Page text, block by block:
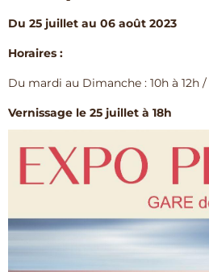
Du 25 juillet au 06 août 2023
Horaires :
Du mardi au Dimanche : 10h à 12h /
Vernissage le 25 juillet à 18h